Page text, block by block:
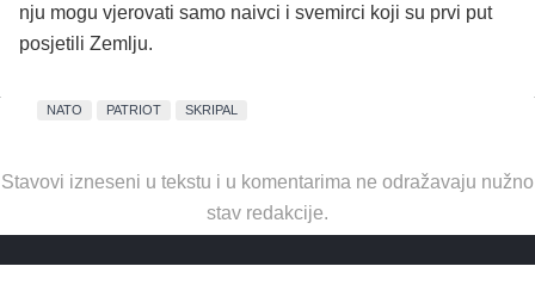
nju mogu vjerovati samo naivci i svemirci koji su prvi put
posjetili Zemlju.
NATO PATRIOT SKRIPAL
Stavovi izneseni u tekstu i u komentarima ne odražavaju nužno
stav redakcije.